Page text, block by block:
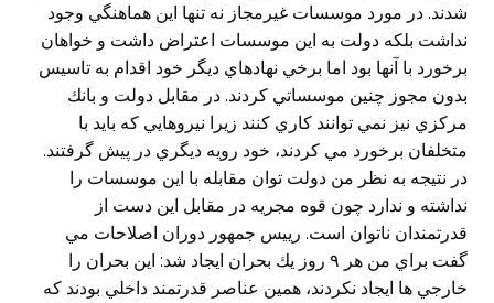
شدند. در مورد موسسات غيرمجاز نه تنها اين هماهنگي وجود
نداشت بلكه دولت به اين موسسات اعتراض داشت و خواهان
برخورد با آنها بود اما برخي نهادهاي ديگر خود اقدام به تاسيس
بدون مجوز چنين موسساتي كردند. در مقابل دولت و بانك
مركزي نيز نمي توانند كاري كنند زيرا نيروهايي كه بايد با
متخلفان برخورد مي كردند، خود رويه ديگري در پيش گرفتند.
در نتيجه به نظر من دولت توان مقابله با اين موسسات را
نداشته و ندارد چون قوه مجريه در مقابل اين دست از
قدرتمندان ناتوان است. رييس جمهور دوران اصلاحات مي
گفت براي من هر ٩ روز يك بحران ايجاد شد: اين بحران را
خارجي ها ايجاد نكردند، همين عناصر قدرتمند داخلي بودند كه